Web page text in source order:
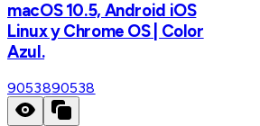
macOS 10.5, Android iOS
Linux y Chrome OS | Color
Azul.
9053890538